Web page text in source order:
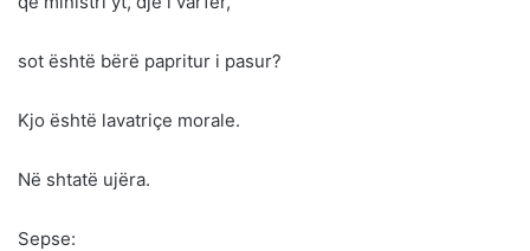
sot është bërë papritur i pasur?
Kjo është lavatriçe morale.
Në shtatë ujëra.
Sepse: